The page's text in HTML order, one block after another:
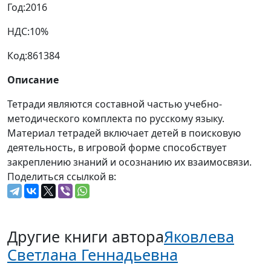
Год:2016
НДС:10%
Код:861384
Описание
Тетради являются составной частью учебно-
методического комплекта по русскому языку.
Материал тетрадей включает детей в поисковую
деятельность, в игровой форме способствует
закреплению знаний и осознанию их взаимосвязи.
Поделиться ссылкой в:
Другие книги автораЯковлева
Светлана Геннадьевна